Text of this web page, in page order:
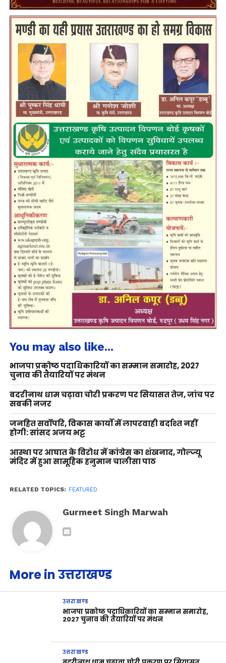
You may also like...
भाजपा प्रकोष्ठ पदाधिकारियों का सम्मान समारोह, 2027
चुनाव की तैयारियों पर मंथन
बदरीनाथ धाम चढ़ावा चोरी प्रकरण पर सियासत तेज, जांच पर
सबकी नजर
जनहित सर्वोपरि, विकास कार्यों में लापरवाही बर्दाश्त नहीं
होगी: सांसद अजय भट्ट
आस्था पर आघात के विरोध में कांग्रेस का शंखनाद, गोल्ज्यू
मंदिर में हुआ सामूहिक हनुमान चालीसा पाठ
RELATED TOPICS: FEATURED
Gurmeet Singh Marwah
More in उत्तराखण्ड
उत्तराखण्ड
भाजपा प्रकोष्ठ पदाधिकारियों का सम्मान समारोह,
2027 चुनाव की तैयारियों पर मंथन
उत्तराखण्ड